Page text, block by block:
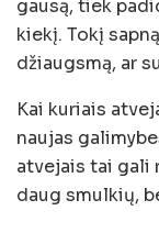
gausą, tiek
kiekį. Tokį
džiaugsmą, ar
Kai kuriais
naujas
atvejais tai gali
daug smulkių,